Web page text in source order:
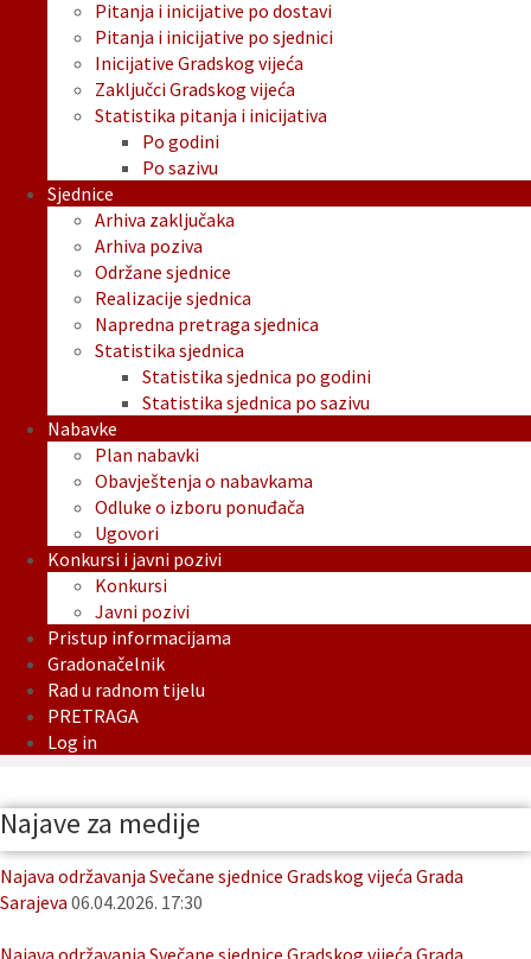
Pitanja i inicijative po dostavi
Pitanja i inicijative po sjednici
Inicijative Gradskog vijeća
Zaključci Gradskog vijeća
Statistika pitanja i inicijativa
Po godini
Po sazivu
Sjednice
Arhiva zaključaka
Arhiva poziva
Održane sjednice
Realizacije sjednica
Napredna pretraga sjednica
Statistika sjednica
Statistika sjednica po godini
Statistika sjednica po sazivu
Nabavke
Plan nabavki
Obavještenja o nabavkama
Odluke o izboru ponuđača
Ugovori
Konkursi i javni pozivi
Konkursi
Javni pozivi
Pristup informacijama
Gradonačelnik
Rad u radnom tijelu
PRETRAGA
Log in
Najave za medije
Najava održavanja Svečane sjednice Gradskog vijeća Grada
Sarajeva 06.04.2026. 17:30